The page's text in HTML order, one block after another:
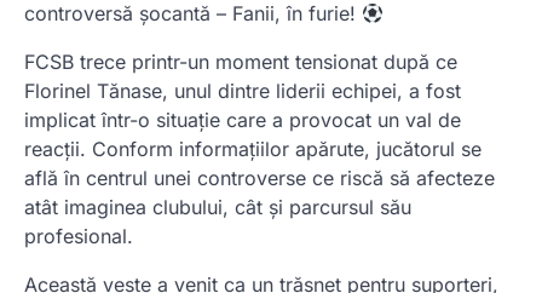
controversă șocantă – Fanii, în furie!
FCSB trece printr-un moment tensionat după ce
Florinel Tănase, unul dintre liderii echipei, a fost
implicat într-o situație care a provocat un val de
reacții. Conform informațiilor apărute, jucătorul se
află în centrul unei controverse ce riscă să afecteze
atât imaginea clubului, cât și parcursul său
profesional.
Această veste a venit ca un trăsnet pentru suporteri,